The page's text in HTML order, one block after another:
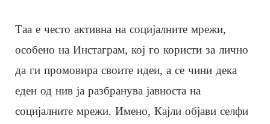
Таа е често активна на социјалните мрежи,
особено на Инстаграм, кој го користи за лично
да ги промовира своите идеи, а се чини дека
еден од нив ја разбранува јавноста на
социјалните мрежи. Имено, Кајли објави селфи